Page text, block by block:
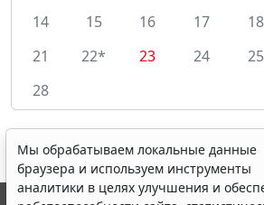
14
15 16 17 18
21
22* 23 24 25
28
Мы обрабатываем локальные данные
браузера и используем инструменты
аналитики в целях улучшения и